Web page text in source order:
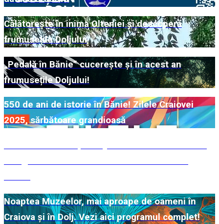
Călătorește în inima Olteniei și descoperă
frumusețile Doljului
„Pedală în Bănie” cucerește și în acest an
frumusețile Doljului!
550 de ani de istorie în Bănie! Zilele Craiovei
2025, sărbătoare grandioasă
Noaptea Muzeelor, mai aproape de oameni în
Craiova și în Dolj. Vezi aici programul complet!